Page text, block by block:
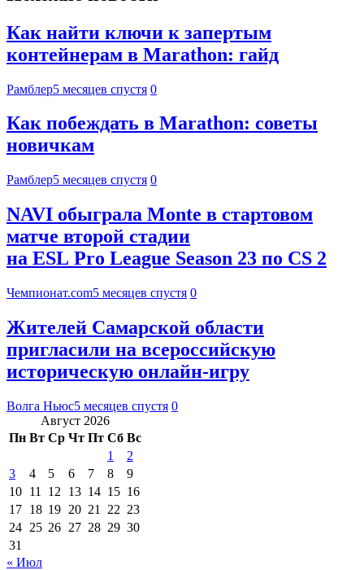
Как найти ключи к запертым
контейнерам в Marathon: гайд
Рамблер5 месяцев спустя 0
Как побеждать в Marathon: советы
новичкам
Рамблер5 месяцев спустя 0
NAVI обыграла Monte в стартовом
матче второй стадии
на ESL Pro League Season 23 по CS 2
Чемпионат.com5 месяцев спустя 0
Жителей Самарской области
пригласили на всероссийскую
историческую онлайн-игру
Волга Ньюс5 месяцев спустя 0
Август 2026
Пн Вт Ср Чт Пт Сб Вс
1
2
3
4 5 6 7 8
9
10 11 12 13 14 15 16
17 18 19 20 21 22 23
24 25 26 27 28 29 30
31
« Июл